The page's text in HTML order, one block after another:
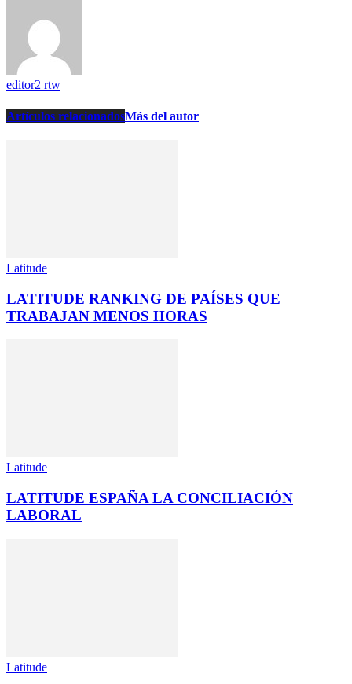
editor2 rtw
Artículos relacionadosMás del autor
Latitude
LATITUDE RANKING DE PAÍSES QUE
TRABAJAN MENOS HORAS
Latitude
LATITUDE ESPAÑA LA CONCILIACIÓN
LABORAL
Latitude